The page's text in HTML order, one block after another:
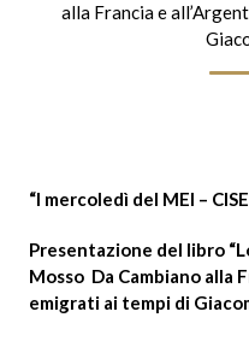
alla Francia e
“I mercoledì del MEI –
Presentazione del libro
Mosso Da Cambiano alla
emigrati ai tempi di